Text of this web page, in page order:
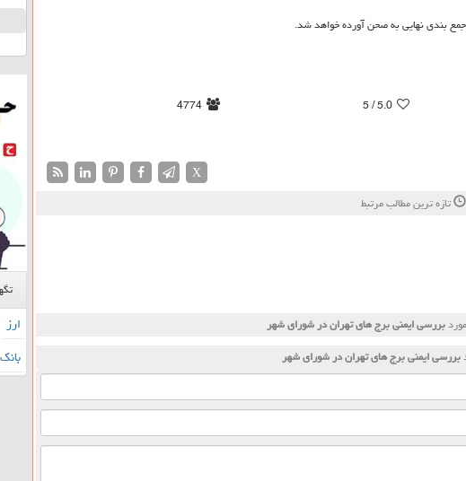
بندی نهایی به صحن آورده خواهد شد.
5.0
/ 5
4774
X
تازه ترین مطالب مرتبط
بررسی ایمنی برج های تهران در شورای شهر
بررسی ایمنی برج های تهران در شورای شهر
ارز
بانك